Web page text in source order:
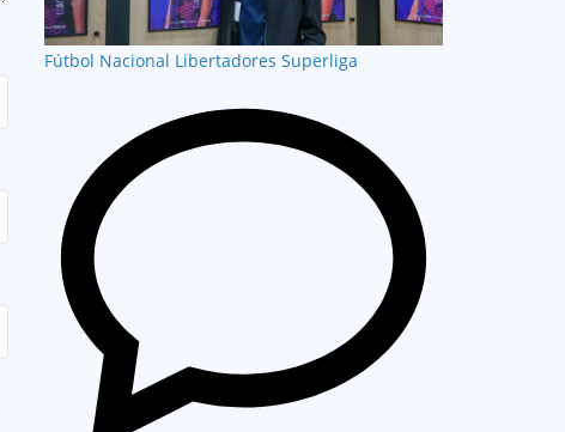
Fútbol Nacional Libertadores Superliga